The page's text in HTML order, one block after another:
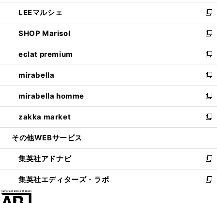
開
く
ウ
で
開
く
ン
ド
ウ
で
開
く
ウ
ィ
ン
ド
ウ
で
開
く
し
い
ウ
ィ
ン
ド
ウ
で
開
く
LEEマルシェ
新
し
い
ウ
ィ
ン
ド
ウ
で
開
く
SHOP Marisol
新
し
い
ウ
ィ
ン
ド
ウ
で
開
eclat premium
新
し
い
ウ
ィ
ン
ド
ウ
開
く
mirabella
新
し
い
ウ
ィ
ン
ウ
で
開
く
mirabella homme
新
し
い
ウ
ン
ド
ウ
で
zakka market
新
し
ウ
ィ
ン
ド
その他WEBサービス
集英社アドナビ
新
し
い
集英社エディターズ・ラボ
新